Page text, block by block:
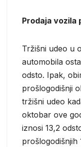
Prodaja vozila
Tržišni udeo u
automobila
odsto. Ipak,
prošlogodišnji
tržišni udeo
oktobar ove
iznosi 13,2
prošlogodišnjih